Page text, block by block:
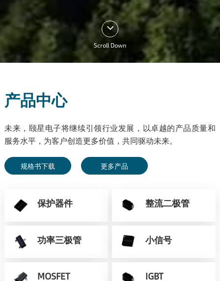
Scroll Down
产品中心
未来，颐星电子将继续引领行业发展，以卓越的产品质量和
服务水平，为客户创造更多价值，共同驱动未来。
规格书下载 更多产品
保护器件 整流二极管
功率三极管 小信号
MOSFET IGBT